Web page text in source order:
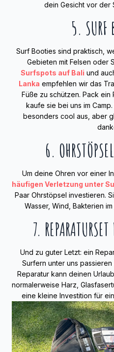
dein Gesicht vor der
5. SURF
Surf Booties sind praktisch,
Gebieten mit Felsen oder
Surfspots auf Bali und
Lanka empfehlen wir das
Füße zu schützen. Pack
kaufe sie bei uns im
besonders cool aus, aber
6.
Um deine Ohren vor einer
häufigen Verletzung unter
Paar Ohrstöpsel investieren.
Wasser, Wind, Bakterien
7.
Und zu guter Letzt: ein
Surfern unter uns
Reparatur kann deinen
normalerweise Harz,
eine kleine Investition für